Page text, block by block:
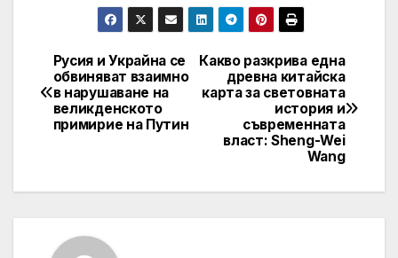
Post
navigation
Какво разкрива една
древна китайска
карта за световната
история и
съвременната
власт: Sheng-Wei
Wang
Русия и Украйна се
обвиняват взаимно
в нарушаване на
великденското
примирие на Путин